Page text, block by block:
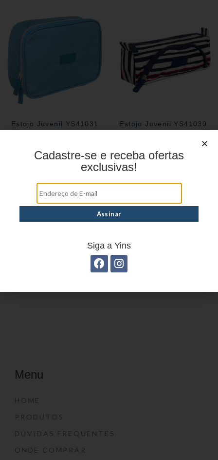
Estojo Juvenil YS41031 Estojo Juvenil YS41030
Estojo Juvenil YS27100
Menu
HOME
PRODUTOS
DÚVIDAS FREQUENTES
ONDE COMPRAR
Cadastre-se e receba ofertas
exclusivas!
Siga a Yins